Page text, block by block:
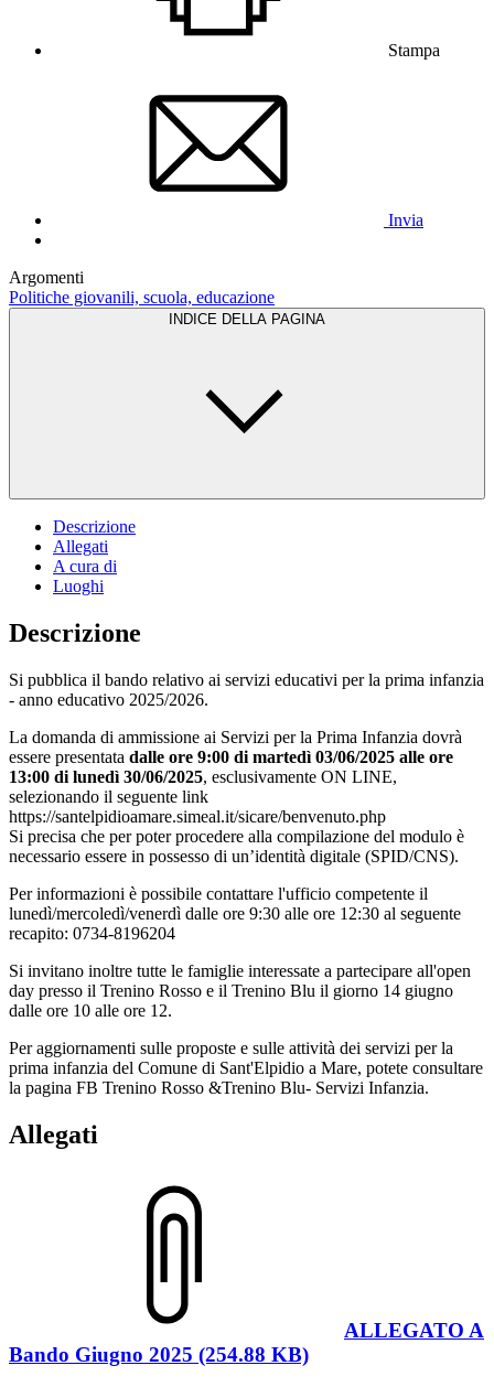
Stampa
Invia
Argomenti
Politiche giovanili, scuola, educazione
INDICE DELLA PAGINA
Descrizione
Allegati
A cura di
Luoghi
Descrizione
Si pubblica il bando relativo ai servizi educativi per la prima infanzia
- anno educativo 2025/2026.
La domanda di ammissione ai Servizi per la Prima Infanzia dovrà
essere presentata dalle ore 9:00 di martedì 03/06/2025 alle ore
13:00 di lunedì 30/06/2025, esclusivamente ON LINE,
selezionando il seguente link
https://santelpidioamare.simeal.it/sicare/benvenuto.php
Si precisa che per poter procedere alla compilazione del modulo è
necessario essere in possesso di un’identità digitale (SPID/CNS).
Per informazioni è possibile contattare l'ufficio competente il
lunedì/mercoledì/venerdì dalle ore 9:30 alle ore 12:30 al seguente
recapito: 0734-8196204
Si invitano inoltre tutte le famiglie interessate a partecipare all'open
day presso il Trenino Rosso e il Trenino Blu il giorno 14 giugno
dalle ore 10 alle ore 12.
Per aggiornamenti sulle proposte e sulle attività dei servizi per la
prima infanzia del Comune di Sant'Elpidio a Mare, potete consultare
la pagina FB Trenino Rosso &Trenino Blu- Servizi Infanzia.
Allegati
ALLEGATO A
Bando Giugno 2025 (254.88 KB)